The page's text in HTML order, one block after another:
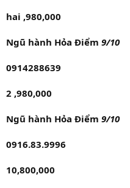
hai ,980,000
Ngũ hành Hỏa Điểm 9/10
0914288639
2 ,980,000
Ngũ hành Hỏa Điểm 9/10
0916.83.9996
10,800,000